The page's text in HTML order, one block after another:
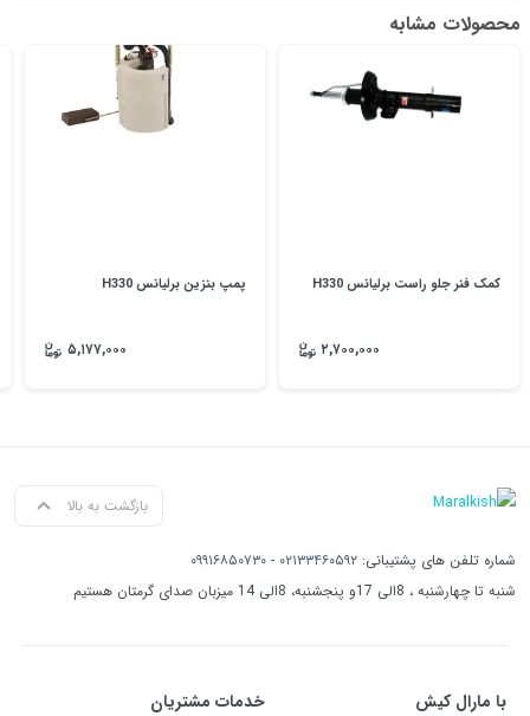
محصولات مشابه
کمک فنر جلو راست برلیانس H330
۲,۷۰۰,۰۰۰
پمپ بنزین برلیانس H330
۵,۱۷۷,۰۰۰
بازگشت به بالا
شماره تلفن های پشتیبانی: ۰۲۱۳۳۴۶۰۵۹۲ - ۰۹۹۱۶۸۵۰۷۳۰
شنبه تا چهارشنبه ، 8الی 17و پنجشنبه، 8الی 14 میزبان صدای گرمتان هستیم
با مارال کیش خدمات مشتریان